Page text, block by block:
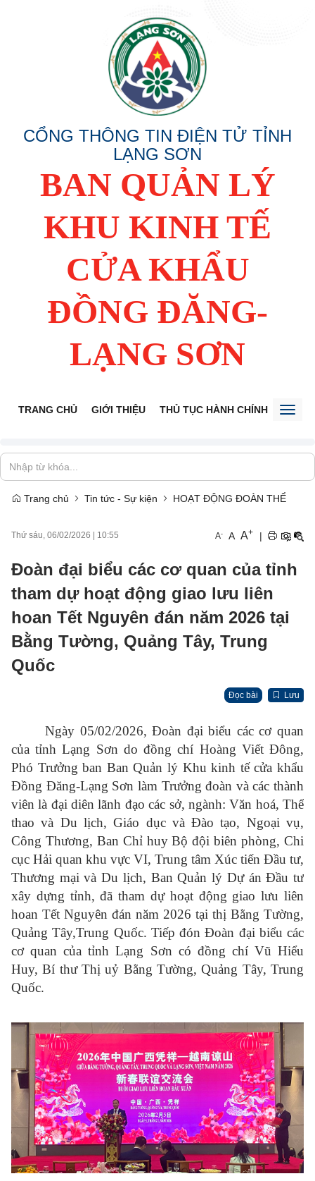
CỔNG THÔNG TIN ĐIỆN TỬ TỈNH
LẠNG SƠN
BAN QUẢN LÝ
KHU KINH TẾ
CỬA KHẨU
ĐỒNG ĐĂNG-
LẠNG SƠN
TRANG CHỦ GIỚI THIỆU THỦ TỤC HÀNH CHÍNH TIẾP
Trang chủ Tin tức - Sự kiện HOẠT ĐỘNG ĐOÀN THỂ
Thứ sáu, 06/02/2026 10:55 A- A A+ |
Đoàn đại biểu các cơ quan của tỉnh
tham dự hoạt động giao lưu liên
hoan Tết Nguyên đán năm 2026 tại
Bằng Tường, Quảng Tây, Trung
Quốc
Đọc bài Lưu
Ngày 05/02/2026, Đoàn đại biểu các cơ quan
của tỉnh Lạng Sơn do đồng chí Hoàng Viết Đông,
Phó Trưởng ban Ban Quản lý Khu kinh tế cửa khẩu
Đồng Đăng-Lạng Sơn làm Trưởng đoàn và các thành
viên là đại diên lãnh đạo các sở, ngành: Văn hoá, Thể
thao và Du lịch, Giáo dục và Đào tạo, Ngoại vụ,
Công Thương, Ban Chỉ huy Bộ đội biên phòng, Chi
cục Hải quan khu vực VI, Trung tâm Xúc tiến Đầu tư,
Thương mại và Du lịch, Ban Quản lý Dự án Đầu tư
xây dựng tỉnh, đã tham dự hoạt động giao lưu liên
hoan Tết Nguyên đán năm 2026 tại thị Bằng Tường,
Quảng Tây,Trung Quốc. Tiếp đón Đoàn đại biểu các
cơ quan của tỉnh Lạng Sơn có đồng chí Vũ Hiểu
Huy, Bí thư Thị uỷ Bằng Tường, Quảng Tây, Trung
Quốc.